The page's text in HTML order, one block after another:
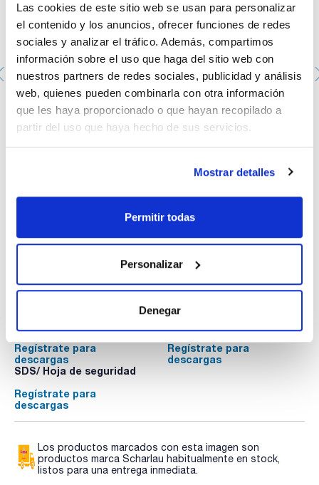
Las cookies de este sitio web se usan para personalizar
el contenido y los anuncios, ofrecer funciones de redes
sociales y analizar el tráfico. Además, compartimos
información sobre el uso que haga del sitio web con
nuestros partners de redes sociales, publicidad y análisis
web, quienes pueden combinarla con otra información
que les haya proporcionado o que hayan recopilado a
partir del uso que haya hecho de sus servicios.
Mostrar detalles
Permitir todas
Personalizar
Denegar
Jarra de anaerobiosis de 2,5L. SCHARLAU. tapa
aluminio galvanizado azul, cuerpo de metacrilato.
Capacidad para 12 placas de 90mm de diámetro. Altura
(mm): 260. Diámetro externo (mm): 125. Diámetro
interno (mm): 115.
Mi precio: Comprar
Documentación técnica
Regístrate para
descargas
Regístrate para
descargas
SDS/ Hoja de seguridad
Regístrate para
descargas
Los productos marcados con esta imagen son
productos marca Scharlau habitualmente en stock,
listos para una entrega inmediata.